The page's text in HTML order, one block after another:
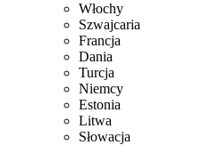
Włochy
Szwajcaria
Francja
Dania
Turcja
Niemcy
Estonia
Litwa
Słowacja